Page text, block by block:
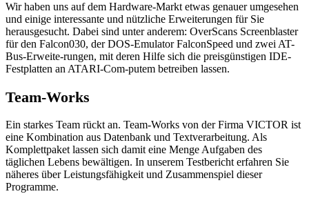
Wir haben uns auf dem Hardware-Markt etwas genauer umgesehen
und einige interessante und nützliche Erweiterungen für Sie
herausgesucht. Dabei sind unter anderem: OverScans Screenblaster
für den Falcon030, der DOS-Emulator FalconSpeed und zwei AT-
Bus-Erweite-rungen, mit deren Hilfe sich die preisgünstigen IDE-
Festplatten an ATARI-Com-putem betreiben lassen.
Team-Works
Ein starkes Team rückt an. Team-Works von der Firma VICTOR ist
eine Kombination aus Datenbank und Textverarbeitung. Als
Komplettpaket lassen sich damit eine Menge Aufgaben des
täglichen Lebens bewältigen. In unserem Testbericht erfahren Sie
näheres über Leistungsfähigkeit und Zusammenspiel dieser
Programme.